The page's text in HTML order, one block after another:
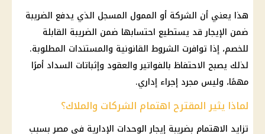
هذا يعني أن الشركة أو الممول المسجل الذي يدفع الضريبة
ضمن الإيجار قد يستطيع احتسابها ضمن الضريبة القابلة
للخصم، إذا توافرت الشروط القانونية والمستندات المطلوبة.
لذلك يصبح الاحتفاظ بالفواتير والعقود وإثباتات السداد أمرًا
مهمًا، وليس مجرد إجراء إداري.
لماذا يثير المقترح اهتمام الشركات والملاك؟
تزايد الاهتمام بضريبة إيجار الوحدات الإدارية في مصر بسبب